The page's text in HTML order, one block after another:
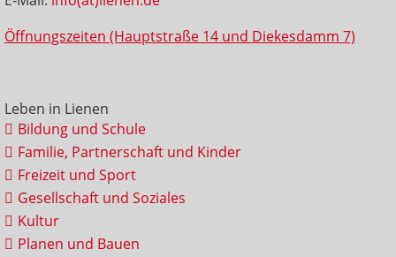
Öffnungszeiten (Hauptstraße 14 und Diekesdamm 7)
Leben in Lienen
Bildung und Schule
Familie, Partnerschaft und Kinder
Freizeit und Sport
Gesellschaft und Soziales
Kultur
Planen und Bauen